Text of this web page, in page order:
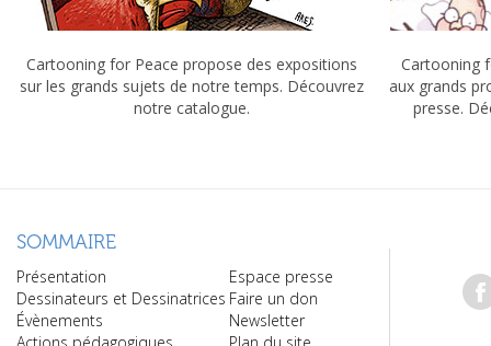
Cartooning for Peace propose des expositions
sur les grands sujets de notre temps. Découvrez
notre catalogue.
Cartooning
aux grands
presse.
SOMMAIRE
Présentation
Dessinateurs et Dessinatrices
Évènements
Espace presse
Faire un don
Newsletter